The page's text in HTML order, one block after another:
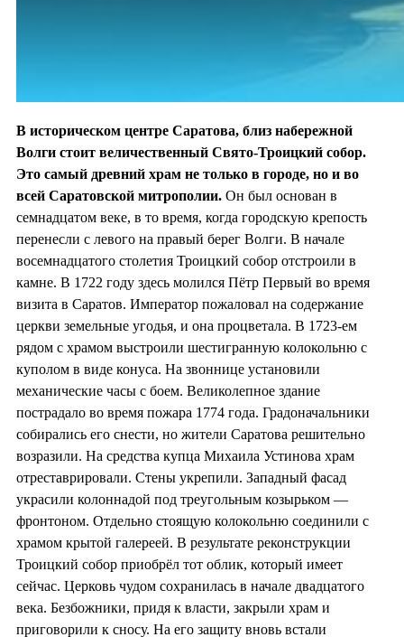
В историческом центре Саратова, близ набережной
Волги стоит величественный Свято-Троицкий собор.
Это самый древний храм не только в городе, но и во
всей Саратовской митрополии. Он был основан в
семнадцатом веке, в то время, когда городскую крепость
перенесли с левого на правый берег Волги. В начале
восемнадцатого столетия Троицкий собор отстроили в
камне. В 1722 году здесь молился Пётр Первый во время
визита в Саратов. Император пожаловал на содержание
церкви земельные угодья, и она процветала. В 1723-ем
рядом с храмом выстроили шестигранную колокольню с
куполом в виде конуса. На звоннице установили
механические часы с боем. Великолепное здание
пострадало во время пожара 1774 года. Градоначальники
собирались его снести, но жители Саратова решительно
возразили. На средства купца Михаила Устинова храм
отреставрировали. Стены укрепили. Западный фасад
украсили колоннадой под треугольным козырьком —
фронтоном. Отдельно стоящую колокольню соединили с
храмом крытой галереей. В результате реконструкции
Троицкий собор приобрёл тот облик, который имеет
сейчас. Церковь чудом сохранилась в начале двадцатого
века. Безбожники, придя к власти, закрыли храм и
приговорили к сносу. На его защиту вновь встали